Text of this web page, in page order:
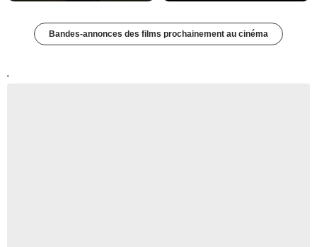
Bandes-annonces des films prochainement au cinéma
'